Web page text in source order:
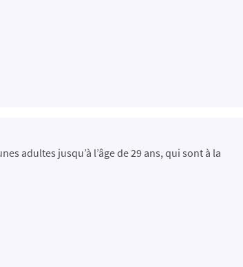
adultes jusqu’à l’âge de 29 ans, qui sont à la